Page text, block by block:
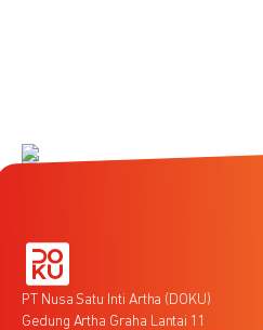
PT Nusa Satu Inti Artha (DOKU)
Gedung Artha Graha Lantai 11